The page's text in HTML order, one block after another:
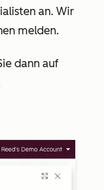
an. Wir
melden.
dann auf